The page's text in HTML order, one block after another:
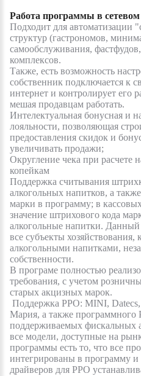
Работа программы в
Подходит для автоматизации
структур (гастрономов,
самообслуживания,
комплексов.
Также, есть возможность
собственник подключается к
интернет и контролирует его
мешая продавцам работать.
Интелектуальная бонусная и
лояльности, позволяющая
предоставления скидок и
увеличивать продажи;
Округление чека при расчете
копейкам
Поддержка считывания
алкогольных напитков, а
марки в программу; в
значение штрихового кода
алкогольные напитки. Данный
все субъекты хозяйствования,
алкогольными напитками,
собственности.
В програме полностью
требования, с учетом
старых акцизных марок.
Поддержка РРО: MINI, Datecs
Мария, а также программного
поддерживаемых фискальных
все модели, доступные на
программы есть то, что все
интегрированы в программу
драйверов для PPO